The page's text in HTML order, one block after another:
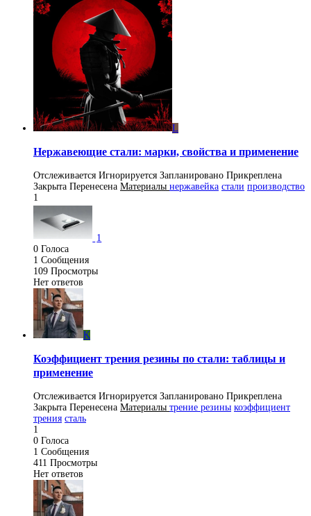
L
Нержавеющие стали: марки, свойства и применение
Отслеживается Игнорируется Запланировано Прикреплена
Закрыта Перенесена Материалы нержавейка стали производство
1
1
0 Голоса
1 Сообщения
109 Просмотры
Нет ответов
K
Коэффициент трения резины по стали: таблицы и
применение
Отслеживается Игнорируется Запланировано Прикреплена
Закрыта Перенесена Материалы трение резины коэффициент
трения сталь
1
0 Голоса
1 Сообщения
411 Просмотры
Нет ответов